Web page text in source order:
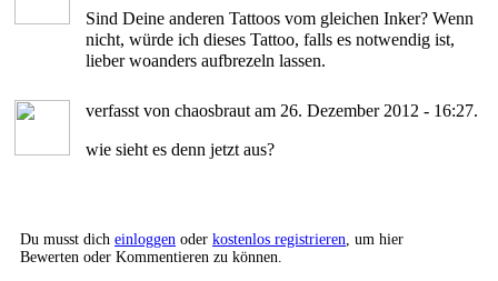
Sind Deine anderen Tattoos vom gleichen Inker? Wenn
nicht, würde ich dieses Tattoo, falls es notwendig ist,
lieber woanders aufbrezeln lassen.
verfasst von chaosbraut am 26. Dezember 2012 - 16:27.
wie sieht es denn jetzt aus?
Du musst dich einloggen oder kostenlos registrieren , um hier
Bewerten oder Kommentieren zu können.